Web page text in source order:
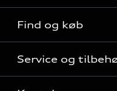
Find og køb
Service og